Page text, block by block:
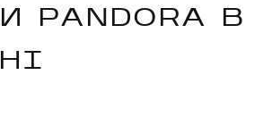
PANDORA В